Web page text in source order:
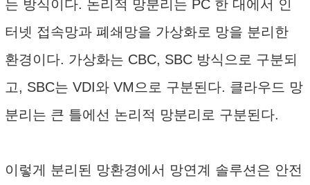
는 방식이다. 논리적 망분리는 PC 한 대에서 인
터넷 접속망과 폐쇄망을 가상화로 망을 분리한
환경이다. 가상화는 CBC, SBC 방식으로 구분되
고, SBC는 VDI와 VM으로 구분된다. 클라우드 망
분리는 큰 틀에선 논리적 망분리로 구분된다.
이렇게 분리된 망환경에서 망연계 솔루션은 안전